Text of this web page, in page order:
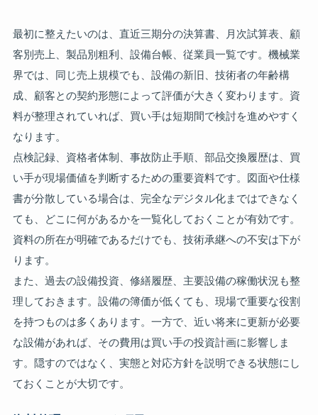
最初に整えたいのは、直近三期分の決算書、月次試算表、顧
客別売上、製品別粗利、設備台帳、従業員一覧です。機械業
界では、同じ売上規模でも、設備の新旧、技術者の年齢構
成、顧客との契約形態によって評価が大きく変わります。資
料が整理されていれば、買い手は短期間で検討を進めやすく
なります。
点検記録、資格者体制、事故防止手順、部品交換履歴は、買
い手が現場価値を判断するための重要資料です。図面や仕様
書が分散している場合は、完全なデジタル化まではできなく
ても、どこに何があるかを一覧化しておくことが有効です。
資料の所在が明確であるだけでも、技術承継への不安は下が
ります。
また、過去の設備投資、修繕履歴、主要設備の稼働状況も整
理しておきます。設備の簿価が低くても、現場で重要な役割
を持つものは多くあります。一方で、近い将来に更新が必要
な設備があれば、その費用は買い手の投資計画に影響しま
す。隠すのではなく、実態と対応方針を説明できる状態にし
ておくことが大切です。